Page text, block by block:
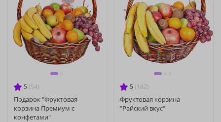
5 (54)
Подарок "Фруктовая
корзина Премиум с
конфетами"
5 (182)
Фруктовая корзина
"Райский вкус"